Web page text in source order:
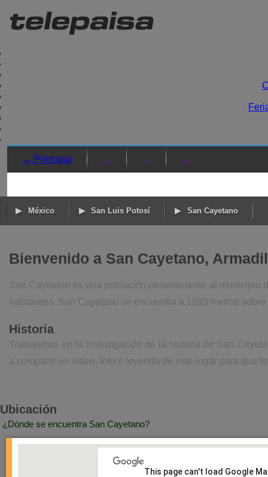
→ Principal → → →
México San Luis Potosí San Cayetano
Bienvenido a San Cayetano,
San Cayetano es una población perteneciente al municipio
habitantes. San Cayetano se encuentra a 1993 metros
Historia
Trabajamos en la investigación de la historia de San
a compartir un video, foto o leyenda de este lugar para que
Ubicación
¿Dónde se encuentra San Cayetano?
This page can't load Google